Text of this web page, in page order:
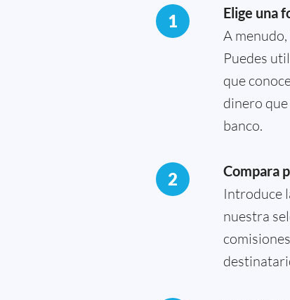
1 Elige una
A
Puedes
que
dinero
banco.
2 Compara
Introduce
nuestra